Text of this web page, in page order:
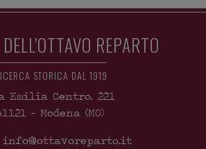
REPARTO
STORICA DAL 1919
Emilia Centro, 221
- Modena (MO)
info@ottavoreparto.it